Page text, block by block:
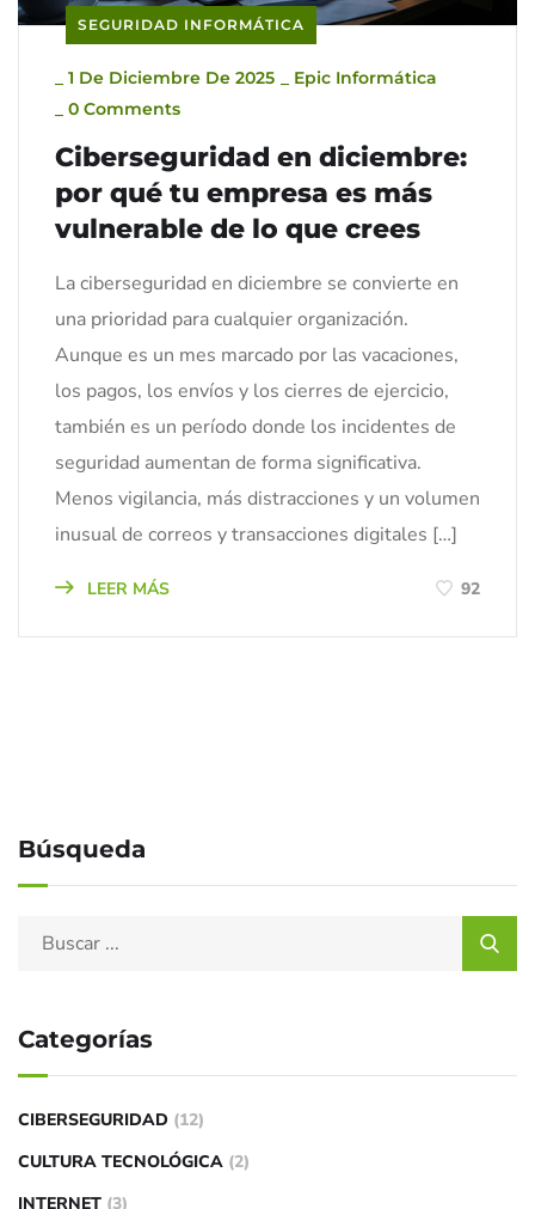
SEGURIDAD INFORMÁTICA
1 De Diciembre De 2025
Epic Informática
0 Comments
Ciberseguridad en diciembre:
por qué tu empresa es más
vulnerable de lo que crees
La ciberseguridad en diciembre se convierte en
una prioridad para cualquier organización.
Aunque es un mes marcado por las vacaciones,
los pagos, los envíos y los cierres de ejercicio,
también es un período donde los incidentes de
seguridad aumentan de forma significativa.
Menos vigilancia, más distracciones y un volumen
inusual de correos y transacciones digitales […]
LEER MÁS 92
Búsqueda
Categorías
CIBERSEGURIDAD (12)
CULTURA TECNOLÓGICA (2)
INTERNET (3)